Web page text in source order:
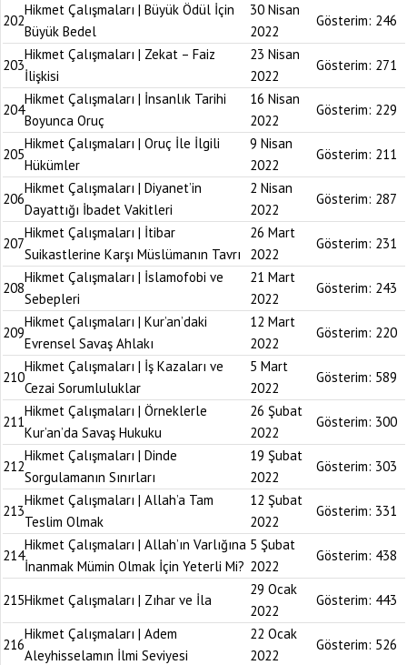
202
Hikmet Çalışmaları | Büyük Ödül İçin
Büyük Bedel
30 Nisan
2022
Gösterim: 246
203
Hikmet Çalışmaları | Zekat – Faiz
İlişkisi
23 Nisan
2022
Gösterim: 271
204
Hikmet Çalışmaları | İnsanlık Tarihi
Boyunca Oruç
16 Nisan
2022
Gösterim: 229
205
Hikmet Çalışmaları | Oruç İle İlgili
Hükümler
9 Nisan
2022
Gösterim: 211
206
Hikmet Çalışmaları | Diyanet’in
Dayattığı İbadet Vakitleri
2 Nisan
2022
Gösterim: 287
207
Hikmet Çalışmaları | İtibar
Suikastlerine Karşı Müslümanın Tavrı
26 Mart
2022
Gösterim: 231
208
Hikmet Çalışmaları | İslamofobi ve
Sebepleri
21 Mart
2022
Gösterim: 243
209
Hikmet Çalışmaları | Kur’an’daki
Evrensel Savaş Ahlakı
12 Mart
2022
Gösterim: 220
210
Hikmet Çalışmaları | İş Kazaları ve
Cezai Sorumluluklar
5 Mart
2022
Gösterim: 589
211
Hikmet Çalışmaları | Örneklerle
Kur’an’da Savaş Hukuku
26 Şubat
2022
Gösterim: 300
212
Hikmet Çalışmaları | Dinde
Sorgulamanın Sınırları
19 Şubat
2022
Gösterim: 303
213
Hikmet Çalışmaları | Allah’a Tam
Teslim Olmak
12 Şubat
2022
Gösterim: 331
214
Hikmet Çalışmaları | Allah’ın Varlığına
İnanmak Mümin Olmak İçin Yeterli Mi?
5 Şubat
2022
Gösterim: 438
215Hikmet Çalışmaları | Zıhar ve İla
29 Ocak
2022
Gösterim: 443
216
Hikmet Çalışmaları | Adem
Aleyhisselamın İlmi Seviyesi
22 Ocak
2022
Gösterim: 526